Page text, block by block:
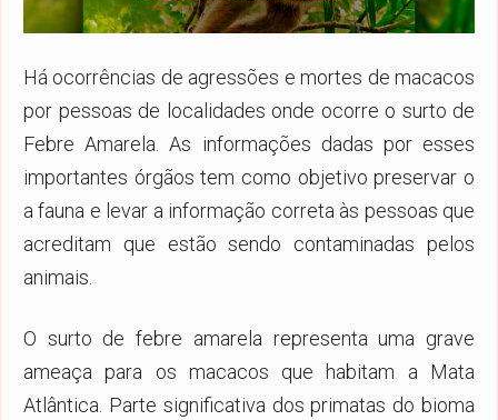
Há ocorrências de agressões e mortes de macacos
por pessoas de localidades onde ocorre o surto de
Febre Amarela. As informações dadas por esses
importantes órgãos tem como objetivo preservar o
a fauna e levar a informação correta às pessoas que
acreditam que estão sendo contaminadas pelos
animais.
O surto de febre amarela representa uma grave
ameaça para os macacos que habitam a Mata
Atlântica. Parte significativa dos primatas do bioma